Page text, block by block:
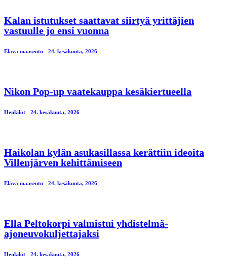
Kalan istutukset saattavat siirtyä yrittäjien
vastuulle jo ensi vuonna
Elävä maaseutu 24. kesäkuuta, 2026
Nikon Pop-up vaatekauppa kesäkiertueella
Henkilöt 24. kesäkuuta, 2026
Haikolan kylän asukasillassa kerättiin ideoita
Villenjärven kehittämiseen
Elävä maaseutu 24. kesäkuuta, 2026
Ella Peltokorpi valmistui yhdistelmä-
ajoneuvokuljettajaksi
Henkilöt 24. kesäkuuta, 2026